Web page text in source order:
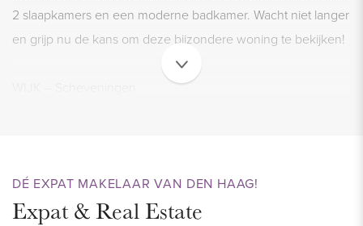
2 slaapkamers en een moderne badkamer. Wacht niet langer
en grijp nu de kans om deze bijzondere woning te bekijken!
wandelen en genieten van de natuur? Dan ligt het
zandstrand van Scheveningen met leuke strandtenten op
DÉ EXPAT MAKELAAR VAN DEN HAAG!
Expat & Real Estate